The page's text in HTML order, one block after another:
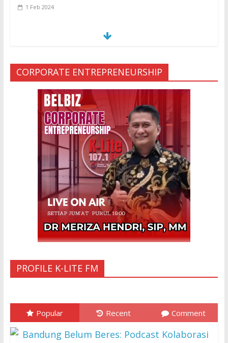
1 Feb 2024
29 Jan 2024
Ketakutan Setengah Mati setelah Main Jailangkung, 28
Anak Gadis Dirawat di Rumah Sakit
“Cinta di Ujung Parigi”
11 Sep 2025
CORPORATE ENTREPRENEURSHIP
PROFILE K-LITE FM
Popular Recent Comment